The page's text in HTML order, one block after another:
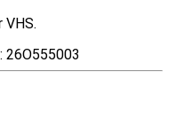
VHS.
26O555003